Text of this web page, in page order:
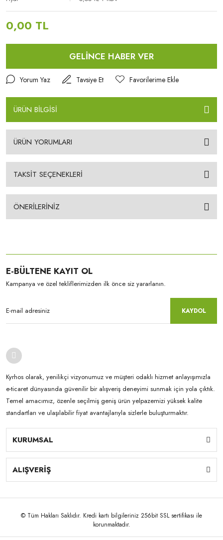
0,00 TL
GELİNCE HABER VER
Yorum Yaz Tavsiye Et
ÜRÜN BİLGİSİ
ÜRÜN YORUMLARI
TAKSİT SEÇENEKLERİ
ÖNERİLERİNİZ
E-BÜLTENE KAYIT OL
Kampanya ve özel tekliflerimizden ilk önce siz yararlanın.
KAYDOL
Kyrhos olarak, yenilikçi vizyonumuz ve müşteri odaklı hizmet anlayışımızla
e-ticaret dünyasında güvenilir bir alışveriş deneyimi sunmak için yola çıktık.
Temel amacımız, özenle seçilmiş geniş ürün yelpazemizi yüksek kalite
standartları ve ulaşılabilir fiyat avantajlarıyla sizlerle buluşturmaktır.
KURUMSAL
ALIŞVERİŞ
© Tüm Hakları Saklıdır. Kredi kartı bilgileriniz 256bit SSL sertifikası ile
korunmaktadır.